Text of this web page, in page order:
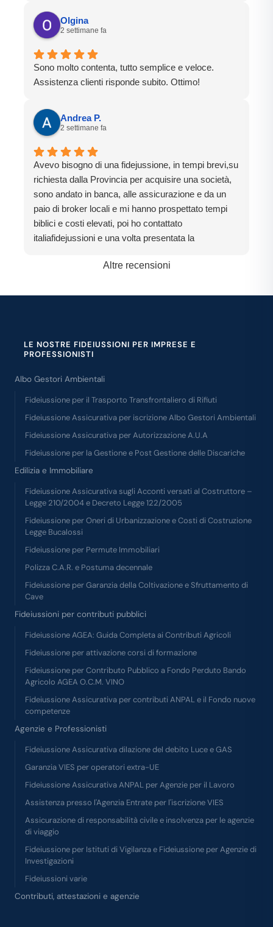
Olgina
2 settimane fa
Sono molto contenta, tutto semplice e veloce.
Assistenza clienti risponde subito. Ottimo!
Andrea P.
2 settimane fa
Avevo bisogno di una fidejussione, in tempi brevi,su
richiesta dalla Provincia per acquisire una società,
sono andato in banca, alle assicurazione e da un
paio di broker locali e mi hanno prospettato tempi
biblici e costi elevati, poi ho contattato
italiafidejussioni e una volta presentata la
fidejussione , proprio come promesso.
ha seguito con cortesia prontezza e professionalità
Altre recensioni
LE NOSTRE FIDEIUSSIONI PER IMPRESE E
PROFESSIONISTI
Albo Gestori Ambientali
Fideiussione per il Trasporto Transfrontaliero di Rifiuti
Fideiussione Assicurativa per iscrizione Albo Gestori Ambientali
Fideiussione Assicurativa per Autorizzazione A.U.A
Fideiussione per la Gestione e Post Gestione delle Discariche
Edilizia e Immobiliare
Fideiussione Assicurativa sugli Acconti versati al Costruttore –
Legge 210/2004 e Decreto Legge 122/2005
Fideiussione per Oneri di Urbanizzazione e Costi di Costruzione
Legge Bucalossi
Fideiussione per Permute Immobiliari
Polizza C.A.R. e Postuma decennale
Fideiussione per Garanzia della Coltivazione e Sfruttamento di
Cave
Fideiussioni per contributi pubblici
Fideiussione AGEA: Guida Completa ai Contributi Agricoli
Fideiussione per attivazione corsi di formazione
Fideiussione per Contributo Pubblico a Fondo Perduto Bando
Agricolo AGEA O.C.M. VINO
Fideiussione Assicurativa per contributi ANPAL e il Fondo nuove
competenze
Agenzie e Professionisti
Fideiussione Assicurativa dilazione del debito Luce e GAS
Garanzia VIES per operatori extra-UE
Fideiussione Assicurativa ANPAL per Agenzie per il Lavoro
Assistenza presso l'Agenzia Entrate per l'iscrizione VIES
Assicurazione di responsabilità civile e insolvenza per le agenzie
di viaggio
Fideiussione per Istituti di Vigilanza e Fideiussione per Agenzie di
Investigazioni
Fideiussioni varie
Contributi, attestazioni e agenzie